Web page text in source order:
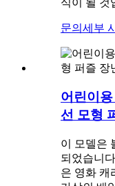
문의 세부
어린이
선 모형
이 모델은
되었습니
은 영화 캐